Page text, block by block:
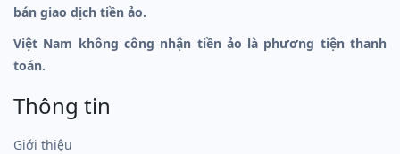
bán giao dịch tiền ảo.
Việt Nam không công nhận tiền ảo là phương tiện thanh
toán.
Thông tin
Giới thiệu